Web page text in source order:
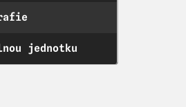
jednotku